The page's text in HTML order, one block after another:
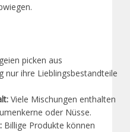
picken aus
nur ihre Lieblingsbestandteile
Viele Mischungen enthalten
oder Nüsse.
Billige Produkte können